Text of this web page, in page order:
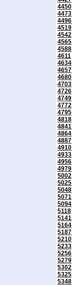
4450
4473
4496
4519
4542
4565
4588
4611
4634
4657
4680
4703
4726
4749
4772
4795
4818
4841
4864
4887
4910
4933
4956
4979
5002
5025
5048
5071
5094
5118
5141
5164
5187
5210
5233
5256
5279
5302
5325
5348